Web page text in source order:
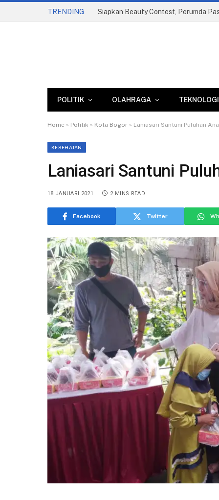
TRENDING
POLITIK OLAHRAGA TEKNOLOGI
Home » Politik » Kota Bogor » Laniasari Santuni Puluhan
KESEHATAN
Laniasari Santuni
18 JANUARI 2021 2 MINS READ
Facebook Twitter